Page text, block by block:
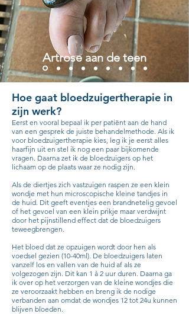
Artrose aan de teen
Hoe gaat bloedzuigertherapie in
zijn werk?
Eerst en vooral bepaal ik per patiënt aan de hand
van een gesprek de juiste behandelmethode. Als ik
voor bloedzuigertherapie kies, leg ik je eerst alles
haarfijn uit en stel ik nog een paar bijkomende
vragen. Daarna zet ik de bloedzuigers op het
lichaam op de plaats waar ze nodig zijn.
Als de diertjes zich vastzuigen raspen ze een klein
wondje met hun microscopische kleine tandjes in
de huid. Dit geeft eventjes een brandnetelig gevoel
of het gevoel van een klein prikje maar verdwijnt
door het pijnstillend effect dat de bloedzuigers
teweegbrengen.
Het bloed dat ze opzuigen wordt door hen als
voedsel gezien (10-40ml). De bloedzuigers laten
vanzelf los en vallen van de huid af als ze
volgezogen zijn. Dit kan 1 à 2 uur duren. Daarna ga
ik over op het verzorgen van de kleine wondjes die
ze veroorzaakt hebben en breng ik de nodige
verbanden aan omdat de wondjes 12 tot 24u kunnen
blijven bloeden.